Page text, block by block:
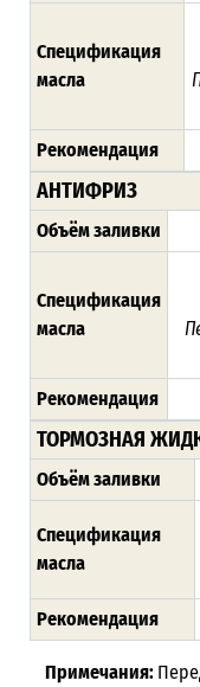
Спецификация
масла
Рекомендация
АНТИФРИЗ
Объём заливки
Спецификация
масла
Рекомендация
ТОРМОЗНАЯ
Объём заливки
Спецификация
масла
Рекомендация
Примечания: